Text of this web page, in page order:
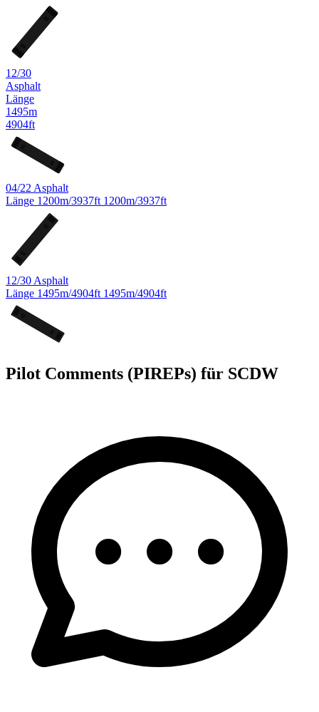
04
12/30
Asphalt
Länge
1495m
4904ft
04/22 Asphalt
Länge 1200m/3937ft 1200m/3937ft
04
12/30 Asphalt
Länge 1495m/4904ft 1495m/4904ft
Pilot Comments (PIREPs) für SCDW